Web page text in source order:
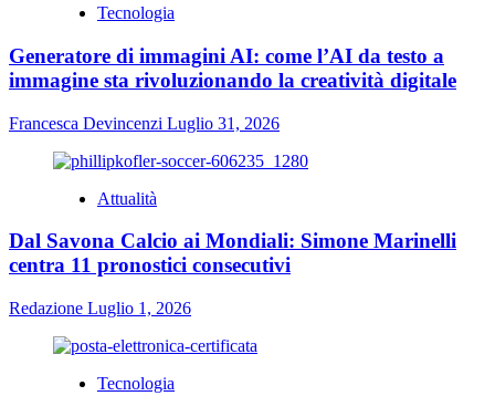
Tecnologia
Generatore di immagini AI: come l’AI da testo a
immagine sta rivoluzionando la creatività digitale
Francesca Devincenzi Luglio 31, 2026
Attualità
Dal Savona Calcio ai Mondiali: Simone Marinelli
centra 11 pronostici consecutivi
Redazione Luglio 1, 2026
Tecnologia